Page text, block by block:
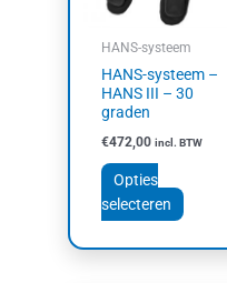
HANS-systeem
HANS-systeem –
HANS III – 30
graden
€472,00 incl. BTW
Opties
selecteren
optie
worden